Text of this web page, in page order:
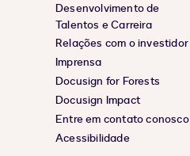
Desenvolvimento de
Talentos e Carreira
Relações com o investidor
Imprensa
Docusign for Forests
Docusign Impact
Entre em contato conosco
Acessibilidade